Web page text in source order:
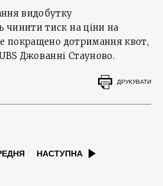
видобутку
чинити тиск на ціни на
покращено дотримання квот,
Джованні Стауново.
ДРУКУВАТИ
НАСТУПНА